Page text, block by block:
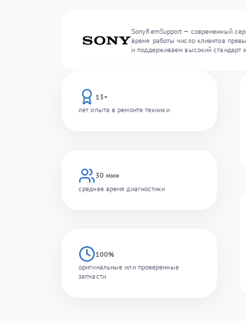
SonyRemSupport — современный
время работы число клиентов
и поддерживаем высокий стандарт
13+
лет опыта в ремонте техники
30 мин
среднее время диагностики
100%
оригинальные или проверенные
запчасти